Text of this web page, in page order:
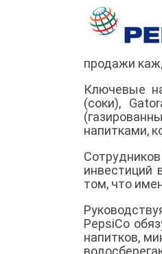
продажи
Ключевые
(соки),
напитками,
инвестиций
том, что
PepsiCo
напитков,